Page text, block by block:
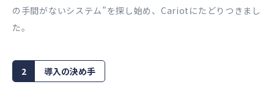
の手間がないシステム”を探し始め、Cariotにたどりつきまし
た。
2 導入の決め手